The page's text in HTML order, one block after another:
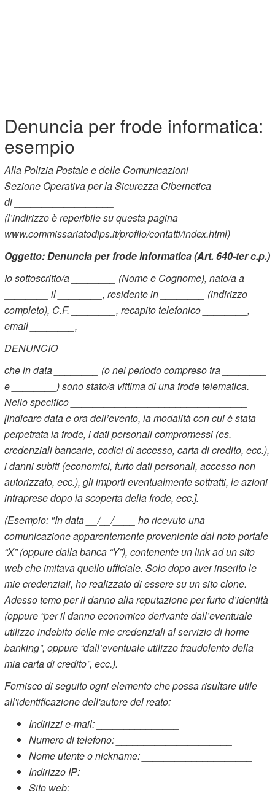
Denuncia per frode informatica:
esempio
Alla Polizia Postale e delle Comunicazioni
Sezione Operativa per la Sicurezza Cibernetica
di __________________
(l’indirizzo è reperibile su questa pagina
www.commissariatodips.it/profilo/contatti/index.html)
Oggetto: Denuncia per frode informatica (Art. 640-ter c.p.)
Io sottoscritto/a ________ (Nome e Cognome), nato/a a
________ il ________, residente in ________ (indirizzo
completo), C.F. ________, recapito telefonico ________,
email ________,
DENUNCIO
che in data ________ (o nel periodo compreso tra ________
e ________) sono stato/a vittima di una frode telematica.
Nello specifico ________________________________
[indicare data e ora dell’evento, la modalità con cui è stata
perpetrata la frode, i dati personali compromessi (es.
credenziali bancarie, codici di accesso, carta di credito, ecc.),
i danni subiti (economici, furto dati personali, accesso non
autorizzato, ecc.), gli importi eventualmente sottratti, le azioni
intraprese dopo la scoperta della frode, ecc.].
(Esempio: "In data __/__/____ ho ricevuto una
comunicazione apparentemente proveniente dal noto portale
“X” (oppure dalla banca “Y”), contenente un link ad un sito
web che imitava quello ufficiale. Solo dopo aver inserito le
mie credenziali, ho realizzato di essere su un sito clone.
Adesso temo per il danno alla reputazione per furto d’identità
(oppure “per il danno economico derivante dall’eventuale
utilizzo indebito delle mie credenziali al servizio di home
banking”, oppure “dall’eventuale utilizzo fraudolento della
mia carta di credito”, ecc.).
Fornisco di seguito ogni elemento che possa risultare utile
all'identificazione dell'autore del reato:
Indirizzi e-mail: _______________
Numero di telefono: _____________________
Nome utente o nickname: ____________________
Indirizzo IP: _________________
Sito web: ___________________